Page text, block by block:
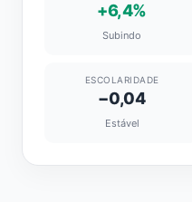
+6,4%
Subindo
ESCOLARIDADE
−0,04
Estável